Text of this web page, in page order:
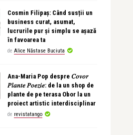
Cosmin Filipaș: Când susții un
business curat, asumat,
lucrurile pur și simplu se așază
în favoarea ta
de Alice Năstase Buciuta
Ana-Maria Pop despre 𝐶𝑜𝑣𝑜𝑟
𝑃𝑙𝑎𝑛𝑡𝑒 𝑃𝑜𝑒𝑧𝑖𝑒: de la un shop de
plante de pe terasa Obor la un
proiect artistic interdisciplinar
de revistatango